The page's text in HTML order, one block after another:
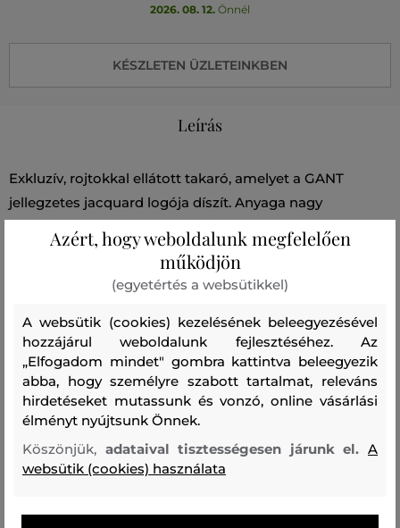
2026. 08. 12. Önnél
KÉSZLETEN ÜZLETEINKBEN
Leírás
Exkluzív, rojtokkal ellátott takaró, amelyet a GANT
jellegzetes jacquard logója díszít. Anyaga nagy
százalékban tartalmaz gyapjút, így tökéletes
könnyűséget garantál és kellemesen melegen tart. A
takaró légáteresztő, nem gyűrődik és nem szívja
kiegészítő, amely otthonának bármely pontján megállja
majd helyét. Méretek: 130 x 180 cm.
Szezon: SS25
Termék kódja
853102402-325-GH-160-130x180
Összetétel
Azért, hogy weboldalunk megfelelően
működjön
(egyetértés a websütikkel)
A websütik (cookies) kezelésének beleegyezésével
hozzájárul weboldalunk fejlesztéséhez. Az
„Elfogadom mindet" gombra kattintva beleegyezik
abba, hogy személyre szabott tartalmat, releváns
hirdetéseket mutassunk és vonzó, online vásárlási
élményt nyújtsunk Önnek.
Köszönjük, adataival tisztességesen járunk el.A
websütik (cookies) használata